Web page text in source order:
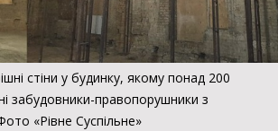
стіни у будинку, якому понад 200
забудовники-правопорушники з
«Рівне Суспільне»